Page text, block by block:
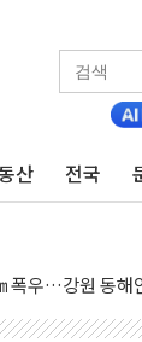
산 전국
화원 수거차에
대 남성 2명